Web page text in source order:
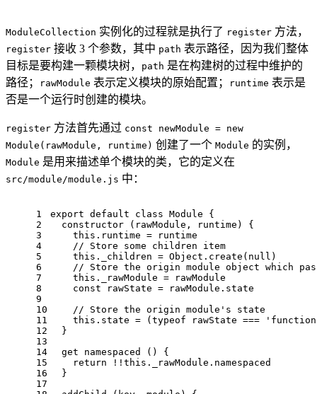
ModuleCollection 实例化的过程就是执行了 register 方法，
register 接收 3 个参数，其中 path 表示路径，因为我们整体
目标是要构建一颗模块树，
path 是在构建树的过程中维护的
路径；
rawModule 表示定义模块的原始配置； runtime 表示是
否是一个运行时创建的模块。
register 方法首先通过 const newModule = new
Module(rawModule, runtime) 创建了一个 Module 的实例，
Module 是用来描述单个模块的类，它的定义在
src/module/module.js 中：
1
2
3
4
5
6
7
8
9
10
11
12
13
14
15
16
17
export default class Module {
constructor ( rawModule, runtime ) {
this . runtime = runtime
// Store some children item
this . _children = Object . create ( null )
// Store the origin module object which
this . _rawModule = rawModule
const rawState = rawModule. state
// Store the origin module's state
this . state = (typeof rawState ===
  }
  get
namespaced
() {
return !! this . _rawModule . namespaced
  }